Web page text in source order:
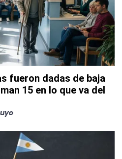
fueron dadas de baja
15 en lo que va del